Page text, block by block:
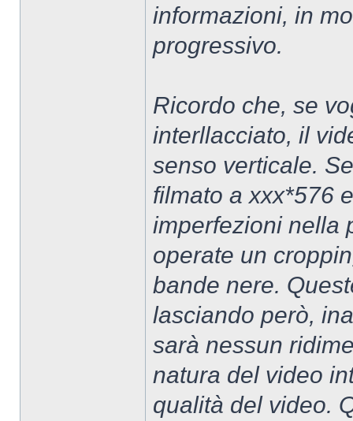
informazioni, in
progressivo.
Ricordo che, se
interllacciato, il
senso verticale.
filmato a xxx*576
imperfezioni nella
operate un
bande nere.
lasciando però,
sarà nessun
natura del video
qualità del video.